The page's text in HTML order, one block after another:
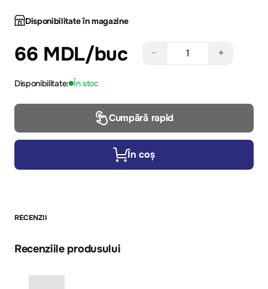
Disponibilitate în magazine
66 MDL/buc − +
Disponibilitate: În stoc
Cumpără rapid
În coș
RECENZII
Recenziile produsului